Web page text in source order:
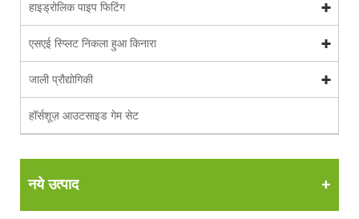
हाइड्रोलिक पाइप फिटिंग
एसएई स्प्लिट निकला हुआ किनारा
जाली प्रौद्योगिकी
हॉर्सशूज़ आउटसाइड गेम सेट
नये उत्पाद